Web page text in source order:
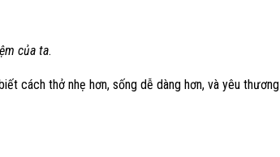
của ta.
cách thở nhẹ hơn, sống dễ dàng hơn, và yêu thương